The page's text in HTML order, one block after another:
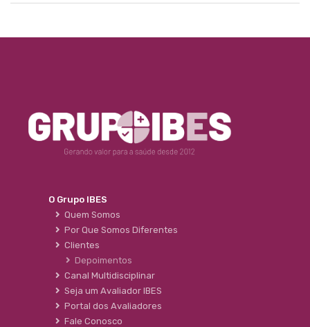
O Grupo IBES
Quem Somos
Por Que Somos Diferentes
Clientes
Depoimentos
Canal Multidisciplinar
Seja um Avaliador IBES
Portal dos Avaliadores
Fale Conosco